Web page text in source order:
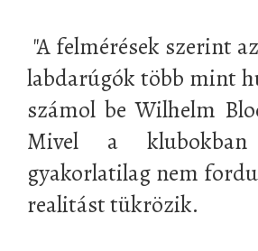
"A felmérések szerint
labdarúgók több mint
számol be Wilhelm
Mivel a klubokban
gyakorlatilag nem
realitást tükrözik.